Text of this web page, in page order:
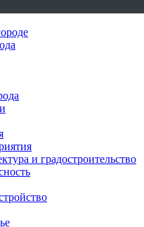
и градостроительство